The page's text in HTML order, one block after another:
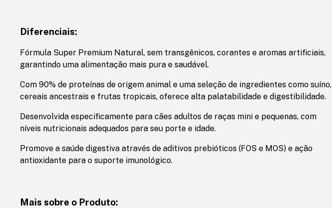
Diferenciais:
Fórmula Super Premium Natural, sem transgênicos, corantes e aromas artificiais,
garantindo uma alimentação mais pura e saudável.
Com 90% de proteínas de origem animal e uma seleção de ingredientes como suíno,
cereais ancestrais e frutas tropicais, oferece alta palatabilidade e digestibilidade.
Desenvolvida especificamente para cães adultos de raças mini e pequenas, com
níveis nutricionais adequados para seu porte e idade.
Promove a saúde digestiva através de aditivos prebióticos (FOS e MOS) e ação
antioxidante para o suporte imunológico.
Mais sobre o Produto: